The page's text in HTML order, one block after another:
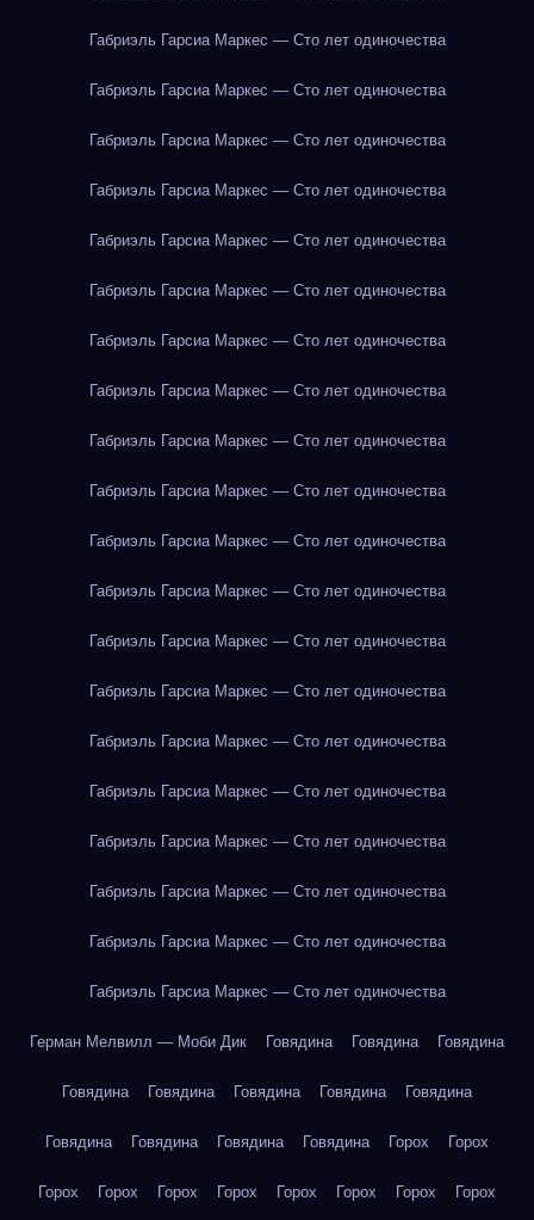
Габриэль Гарсиа Маркес — Сто лет одиночества
Габриэль Гарсиа Маркес — Сто лет одиночества
Габриэль Гарсиа Маркес — Сто лет одиночества
Габриэль Гарсиа Маркес — Сто лет одиночества
Габриэль Гарсиа Маркес — Сто лет одиночества
Габриэль Гарсиа Маркес — Сто лет одиночества
Габриэль Гарсиа Маркес — Сто лет одиночества
Габриэль Гарсиа Маркес — Сто лет одиночества
Габриэль Гарсиа Маркес — Сто лет одиночества
Габриэль Гарсиа Маркес — Сто лет одиночества
Габриэль Гарсиа Маркес — Сто лет одиночества
Габриэль Гарсиа Маркес — Сто лет одиночества
Габриэль Гарсиа Маркес — Сто лет одиночества
Габриэль Гарсиа Маркес — Сто лет одиночества
Габриэль Гарсиа Маркес — Сто лет одиночества
Габриэль Гарсиа Маркес — Сто лет одиночества
Габриэль Гарсиа Маркес — Сто лет одиночества
Габриэль Гарсиа Маркес — Сто лет одиночества
Габриэль Гарсиа Маркес — Сто лет одиночества
Габриэль Гарсиа Маркес — Сто лет одиночества
Герман Мелвилл — Моби Дик Говядина Говядина Говядина
Говядина Говядина Говядина Говядина Говядина
Говядина Говядина Говядина Говядина Горох Горох
Горох Горох Горох Горох Горох Горох Горох Горох